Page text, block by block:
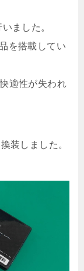
ました。
を搭載してい
適性が失われ
装しました。